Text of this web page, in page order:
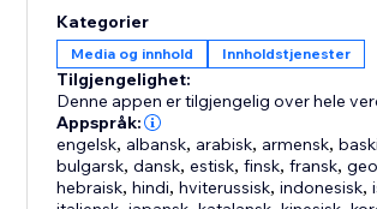
Kategorier
Media og innhold Innholdstjenester
Tilgjengelighet:
Denne appen er tilgjengelig over hele
Appspråk:
engelsk, albansk, arabisk, armensk,
bulgarsk,dansk,estisk,finsk,fransk,
hebraisk,hindi,hviterussisk,indonesisk,